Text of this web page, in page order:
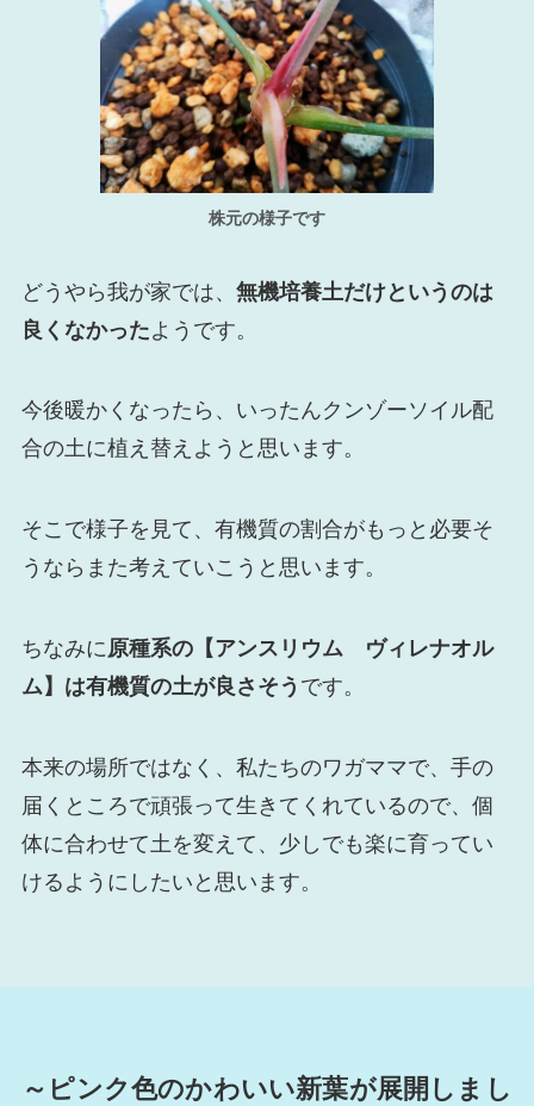
株元の様子です
どうやら我が家では、 無機培養土だけというのは
良くなかったようです。
今後暖かくなったら、いったんクンゾーソイル配
合の土に植え替えようと思います。
そこで様子を見て、有機質の割合がもっと必要そ
うならまた考えていこうと思います。
ちなみに原種系の【アンスリウム ヴィレナオル
ム】は有機質の土が良さそう です。
本来の場所ではなく、私たちのワガママで、手の
届くところで頑張って生きてくれているので、個
体に合わせて土を変えて、少しでも楽に育ってい
けるようにしたいと思います。
～ピンク色のかわいい新葉が展開しまし